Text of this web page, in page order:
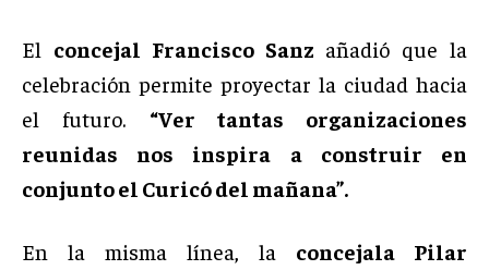
El concejal Francisco Sanz añadió que la
celebración permite proyectar la ciudad hacia
el futuro. “Ver tantas organizaciones
reunidas nos inspira a construir en
conjunto el Curicó del mañana”.
En la misma línea, la concejala Pilar